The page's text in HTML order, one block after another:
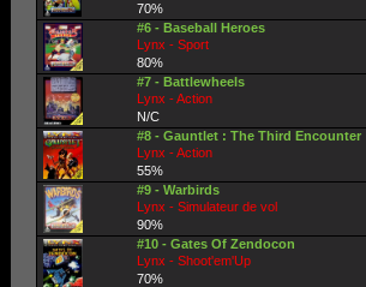
70%
#6 - Baseball Heroes
Lynx - Sport
80%
#7 - Battlewheels
Lynx - Action
N/C
#8 - Gauntlet : The Third Encounter
Lynx - Action
55%
#9 - Warbirds
Lynx - Simulateur de vol
90%
#10 - Gates Of Zendocon
Lynx - Shoot'em'Up
70%